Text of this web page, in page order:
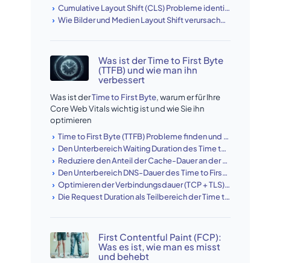
Cumulative Layout Shift (CLS) Probleme identifizieren & beheben
Wie Bilder und Medien Layout Shift verursachen (und wie man es behebt)
Was ist der Time to First Byte
(TTFB) und wie man ihn
verbessert
Was ist derTime to First Byte, warum er für Ihre
Core Web Vitals wichtig ist und wie Sie ihn
optimieren
Time to First Byte (TTFB) Probleme finden und beheben
Den Unterbereich Waiting Duration des Time to First Byte reduzieren
Reduziere den Anteil der Cache-Dauer an der Time to First Byte
Den Unterbereich DNS-Dauer des Time to First Byte minimieren
Optimieren der Verbindungsdauer (TCP + TLS) als Teilbereich der Time to First Byte
Die Request Duration als Teilbereich der Time to First Byte reduzieren
First Contentful Paint (FCP):
Was es ist, wie man es misst
und behebt